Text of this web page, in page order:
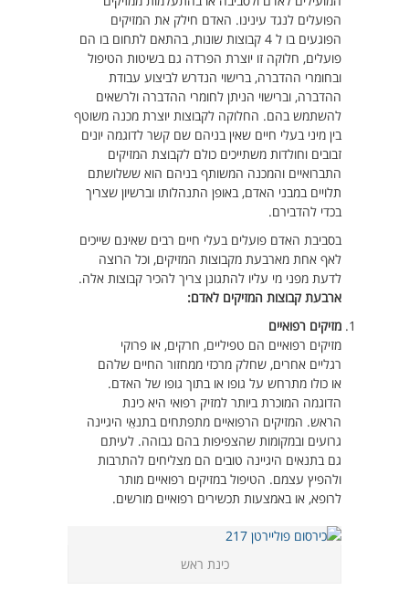
הפועלים לנגד עינינו. האדם חילק את המזיקים
הפוגעים בו ל 4 קבוצות שונות, בהתאם לתחום בו הם
פועלים, חלוקה זו יוצרת הפרדה גם בשיטות הטיפול
ובחומרי ההדברה, ברישוי הנדרש לביצוע עבודת
ההדברה, וברישוי הניתן לחומרי ההדברה ולרשאים
להשתמש בהם. החלוקה לקבוצות יוצרת מכנה משוטף
בין מיני בעלי חיים שאין בניהם שם קשר לדוגמה יונים
זבובים וחולדות משתייכים כולם לקבוצת המזיקים
התברואיים והמכנה המשותף בניהם הוא ששלושתם
תלויים במבני האדם, באופן התנהלותו וברשיון שצריך
בכדי להדבירם.
בסביבת האדם פועלים בעלי חיים רבים שאינם שייכים
לאף אחת מארבעת מקבוצות המזיקים, וכל הרוצה
לדעת מפני מי עליו להתגונן צריך להכיר קבוצות אלה.
ארבעת קבוצות המזיקים לאדם:
מזיקים רפואיים
מזיקים רפואיים הם טפיליים, חרקים, או פרוקי
רגליים אחרים, שחלק מרכזי ממחזור החיים שלהם
או כולו מתרחש על גופו או בתוך גופו של האדם.
הדוגמה המוכרת ביותר למזיק רפואי היא כינת
הראש. המזיקים הרפואיים מתפתחים בתנאֵי היגיינה
גרועים ובמקומות שהצפיפות בהם גבוהה. לעיתם
גם בתנאים היגיינה טובים הם מצליחים להתרבות
ולהפיץ עצמם. הטיפול במזיקים רפואיים מותר
לרופא, או באמצעות תכשירים רפואיים מורשים.
כינת ראש